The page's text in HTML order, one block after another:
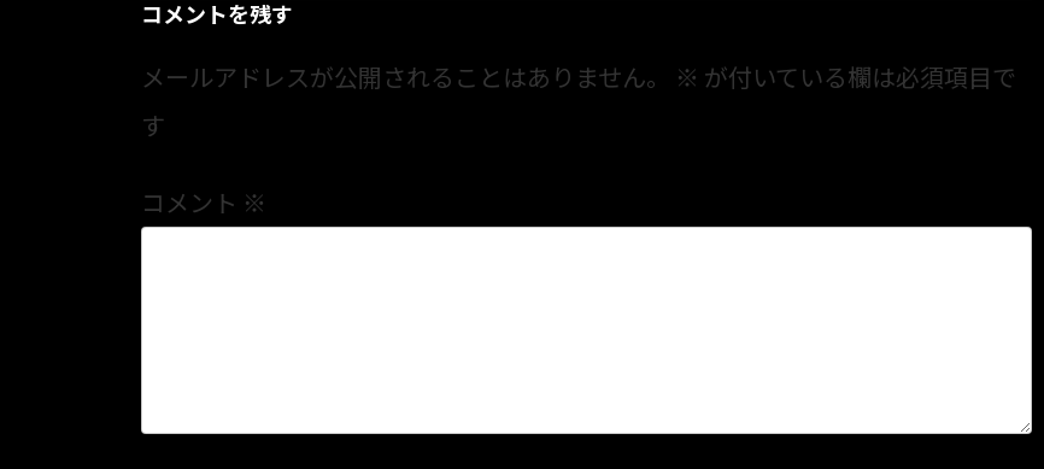
コメントを残す
メールアドレスが公開されることはありません。 ※ が付いている欄は必須項目で
す
コメント ※